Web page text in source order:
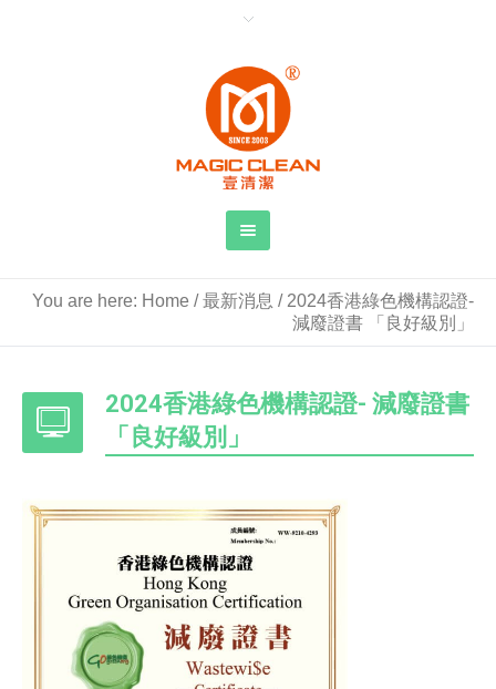
You are here: Home /最新消息 / 2024香港綠色機構認證-
減廢證書 「良好級別」
2024香港綠色機構認證- 減廢證書
「良好級別」